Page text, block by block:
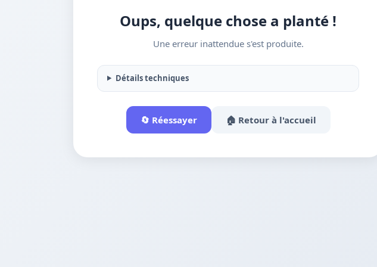
Oups, quelque chose a planté !
Une erreur inattendue s'est produite.
Détails techniques
🔄 Réessayer 🏠 Retour à l'accueil